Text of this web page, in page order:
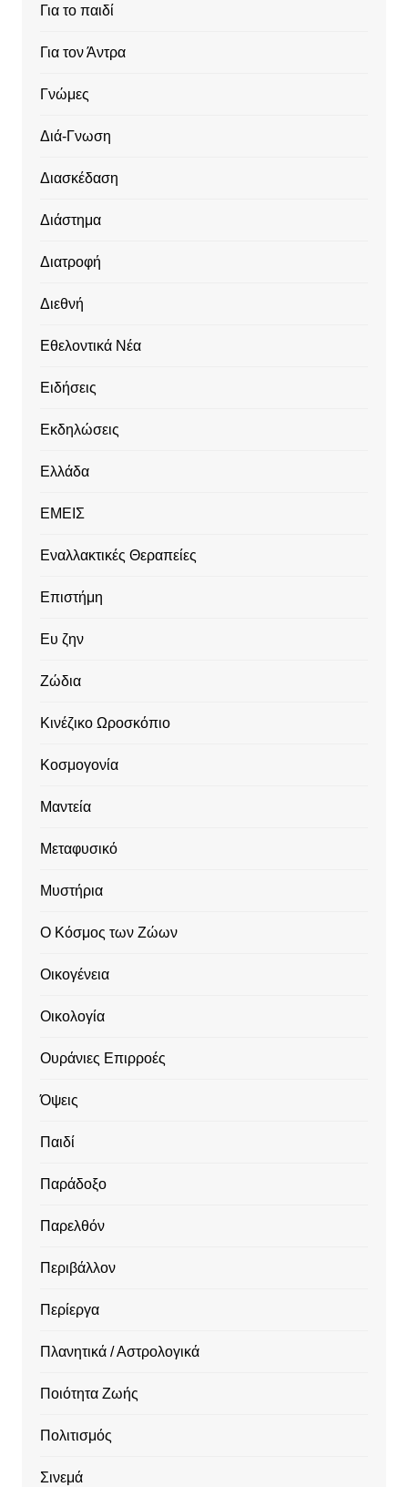
Για το παιδί
Για τον Άντρα
Γνώμες
Διά-Γνωση
Διασκέδαση
Διάστημα
Διατροφή
Διεθνή
Εθελοντικά Νέα
Ειδήσεις
Εκδηλώσεις
Ελλάδα
ΕΜΕΙΣ
Εναλλακτικές Θεραπείες
Επιστήμη
Ευ ζην
Ζώδια
Κινέζικο Ωροσκόπιο
Κοσμογονία
Μαντεία
Μεταφυσικό
Μυστήρια
Ο Κόσμος των Ζώων
Οικογένεια
Οικολογία
Ουράνιες Επιρροές
Όψεις
Παιδί
Παράδοξο
Παρελθόν
Περιβάλλον
Περίεργα
Πλανητικά / Αστρολογικά
Ποιότητα Ζωής
Πολιτισμός
Σινεμά